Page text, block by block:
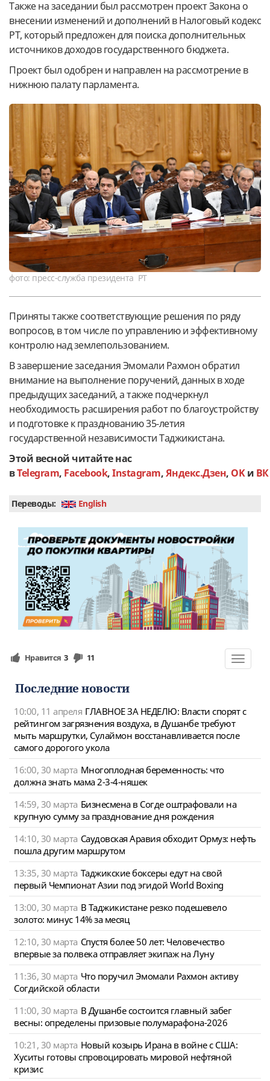
Также на заседании был рассмотрен проект Закона о
внесении изменений и дополнений в Налоговый кодекс
РТ, который предложен для поиска дополнительных
источников доходов государственного бюджета.
Проект был одобрен и направлен на рассмотрение в
нижнюю палату парламента.
фото: пресс-служба президента РТ
Приняты также соответствующие решения по ряду
вопросов, в том числе по управлению и эффективному
контролю над землепользованием.
В завершение заседания Эмомали Рахмон обратил
внимание на выполнение поручений, данных в ходе
предыдущих заседаний, а также подчеркнул
необходимость расширения работ по благоустройству
и подготовке к празднованию 35-летия
государственной независимости Таджикистана.
Этой весной читайте нас
вTelegram, Facebook,Instagram,Яндекс.Дзен, OKи ВК
Переводы: English
Toggle
Нравится 3 11
Последние новости
10:00, 11 апреля ГЛАВНОЕ ЗА НЕДЕЛЮ: Власти спорят с
рейтингом загрязнения воздуха, в Душанбе требуют
мыть маршрутки, Сулаймон восстанавливается после
самого дорогого укола
16:00, 30 марта Многоплодная беременность: что
должна знать мама 2-3-4-няшек
14:59, 30 марта Бизнесмена в Согде оштрафовали на
крупную сумму за празднование дня рождения
14:10, 30 марта Саудовская Аравия обходит Ормуз: нефть
пошла другим маршрутом
13:35, 30 марта Таджикские боксеры едут на свой
первый Чемпионат Азии под эгидой World Boxing
13:00, 30 марта В Таджикистане резко подешевело
золото: минус 14% за месяц
12:10, 30 марта Спустя более 50 лет: Человечество
впервые за полвека отправляет экипаж на Луну
11:36, 30 марта Что поручил Эмомали Рахмон активу
Согдийской области
11:00, 30 марта В Душанбе состоится главный забег
весны: определены призовые полумарафона-2026
10:21, 30 марта Новый козырь Ирана в войне с США:
Хуситы готовы спровоцировать мировой нефтяной
кризис